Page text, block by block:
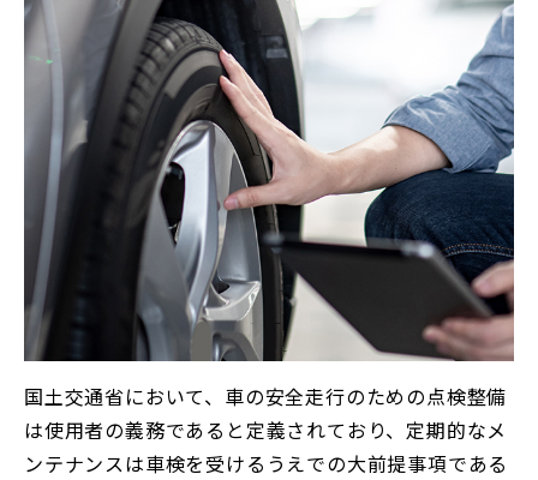
国土交通省において、車の安全走行のための点検整備
は使用者の義務であると定義されており、定期的なメ
ンテナンスは車検を受けるうえでの大前提事項である